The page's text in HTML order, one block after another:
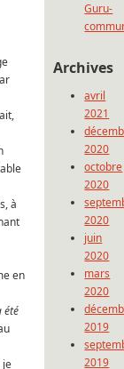
à
en
été
je
Guru-
Archives
avril
2021
2020
octobre
2020
2020
juin
2020
mars
2020
2019
2019